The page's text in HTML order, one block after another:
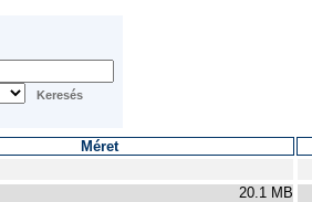
Méret
20.1 MB